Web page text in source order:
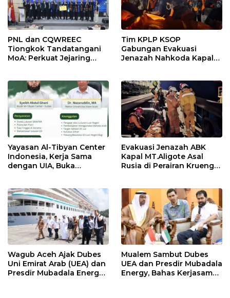
PNL dan CQWREEC
Tiongkok Tandatangani
MoA: Perkuat Jejaring
Tim KPLP KSOP
Gabungan Evakuasi
Jenazah Nahkoda Kapal
Geukueh
Yayasan Al-Tibyan Center
Indonesia, Kerja Sama
dengan UIA, Buka
Evakuasi Jenazah ABK
Kapal MT.Aligote Asal
Rusia di Perairan Krueng
Wagub Aceh Ajak Dubes
Uni Emirat Arab (UEA) dan
Presdir Mubadala Energy
Mualem Sambut Dubes
UEA dan Presdir Mubadala
Energy, Bahas Kerjasama